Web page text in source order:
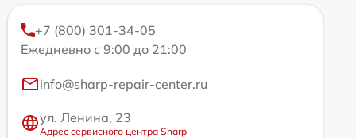
+7 (800) 301-34-05
Ежедневно с 9:00 до 21:00
info@sharp-repair-center.ru
ул. Ленина, 23
Адрес сервисного центра Sharp